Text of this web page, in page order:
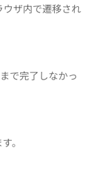
ウザ内で遷移され
で完了しなかっ
。